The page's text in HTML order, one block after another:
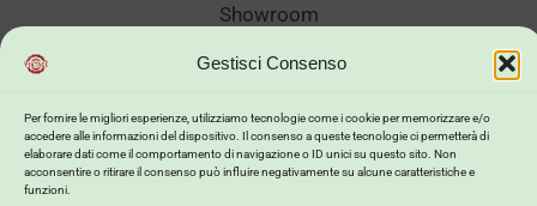
Gestisci Consenso
Per fornire le migliori esperienze, utilizziamo tecnologie come i cookie per memorizzare e/o
accedere alle informazioni del dispositivo. Il consenso a queste tecnologie ci permetterà di
elaborare dati come il comportamento di navigazione o ID unici su questo sito. Non
acconsentire o ritirare il consenso può influire negativamente su alcune caratteristiche e
funzioni.
Showroom
Spedizioni
Reso Cambio Merce
Lavora Con Noi